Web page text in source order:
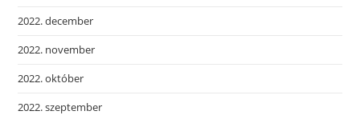
2022. december
2022. november
2022. október
2022. szeptember